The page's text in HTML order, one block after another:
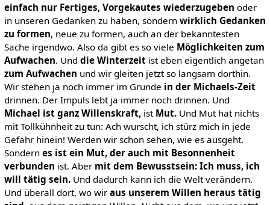
einfach nur Fertiges, Vorgekautes wiederzugeben oder
in unseren Gedanken zu haben, sondern wirklich Gedanken
zu formen, neue zu formen, auch an der bekanntesten
Sache irgendwo. Also da gibt es so viele Möglichkeiten zum
Aufwachen. Und die Winterzeitist eben eigentlich angetan
zum Aufwachen und wir gleiten jetzt so langsam dorthin.
Wir stehen ja noch immer im Grunde in der Michaels-Zeit
drinnen. Der Impuls lebt ja immer noch drinnen. Und
Michael ist ganz Willenskraft,ist Mut.Und Mut hat nichts
mit Tollkühnheit zu tun: Ach wurscht, ich stürz mich in jede
Gefahr hinein! Werden wir schon sehen, wie es ausgeht.
Sondern es ist ein Mut, der auch mit Besonnenheit
verbunden ist. Aber mit dem Bewusstsein: Ich muss, ich
will tätig sein.Und dadurch kann ich die Welt verändern.
Und überall dort, wo wir aus unserem Willen heraus tätig